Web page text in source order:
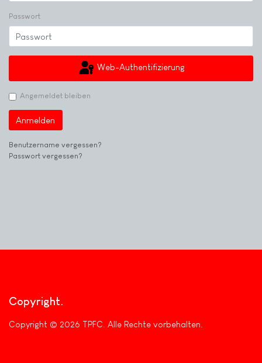
Passwort
Web-Authentifizierung
Angemeldet bleiben
Anmelden
Benutzername vergessen?
Passwort vergessen?
Copyright
Copyright © 2026 TPFC. Alle Rechte vorbehalten.